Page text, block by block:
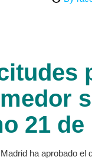
21 de
ha aprobado el